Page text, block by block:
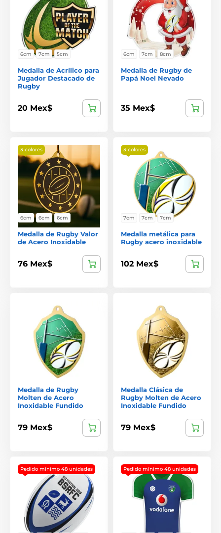
6cm 7cm 5cm
Medalla de Acrílico para
Jugador Destacado de
Rugby
20 Mex$
6cm 7cm 8cm
Medalla de Rugby de
Papá Noel Nevado
35 Mex$
3 colores
6cm 6cm 6cm
Medalla de Rugby Valor
de Acero Inoxidable
76 Mex$
3 colores
7cm 7cm 7cm
Medalla metálica para
Rugby acero inoxidable
102 Mex$
Medalla de Rugby
Molten de Acero
Inoxidable Fundido
79 Mex$
Medalla Clásica de
Rugby Molten de Acero
Inoxidable Fundido
79 Mex$
Pedido mínimo 48 unidades Pedido mínimo 48 unidades